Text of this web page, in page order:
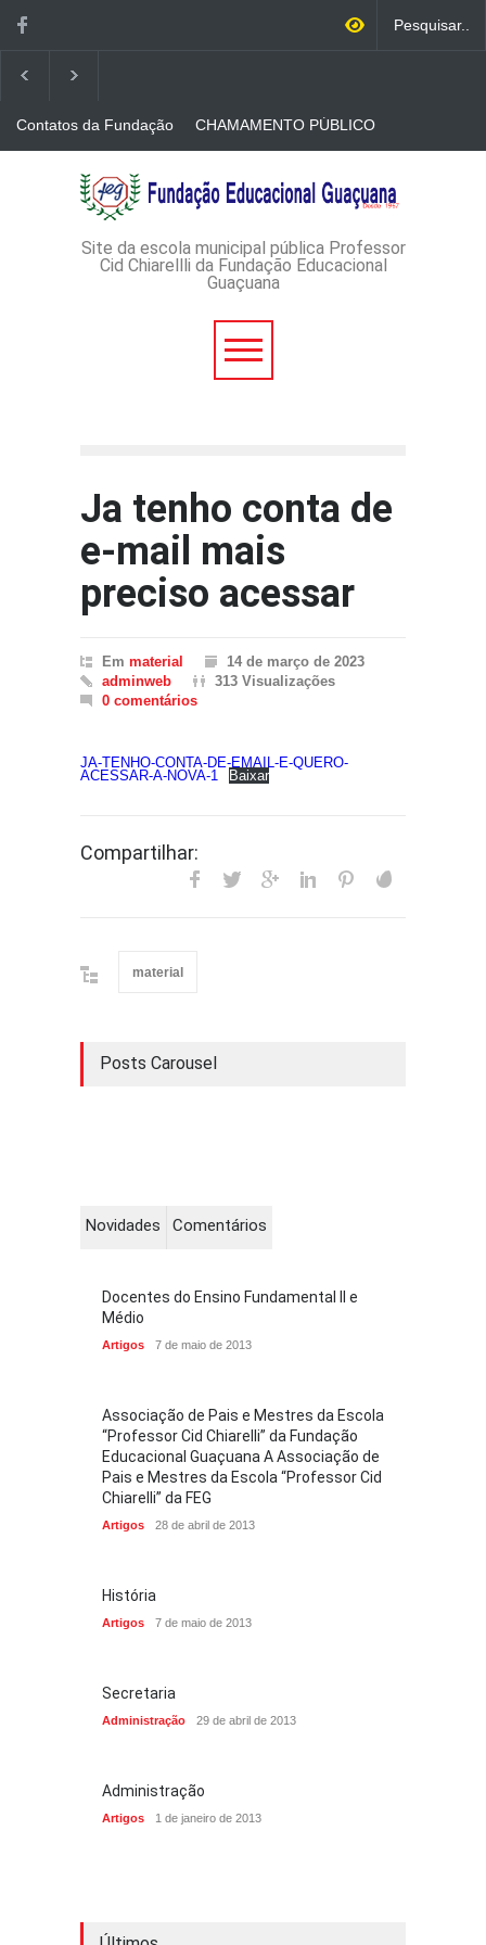
Contatos da Fundação
CHAMAMENTO PÚBLICO
CREDENCIAMENTO DE
IMPRESSOS
AVISO DE DISPENSA DE
LICITAÇÃO - DISPENSA DE
LICITAÇÃO Nº 53/2026-
ADMINISTRATIVO Nº
Site da escola municipal pública Professor
Cid Chiarellli da Fundação Educacional
Guaçuana
Ja tenho conta de
e-mail mais
preciso acessar
Em material
14 de março de 2023
adminweb
313 Visualizações
0 comentários
JA-TENHO-CONTA-DE-EMAIL-E-QUERO-
ACESSAR-A-NOVA-1
Baixar
Compartilhar:
material
Posts Carousel
Novidades Comentários
Docentes do Ensino Fundamental II e
Médio
Artigos 7 de maio de 2013
Associação de Pais e Mestres da Escola
“Professor Cid Chiarelli” da Fundação
Educacional Guaçuana A Associação de
Pais e Mestres da Escola “Professor Cid
Chiarelli” da FEG
Artigos 28 de abril de 2013
História
Artigos 7 de maio de 2013
Secretaria
Administração 29 de abril de 2013
Administração
Artigos 1 de janeiro de 2013